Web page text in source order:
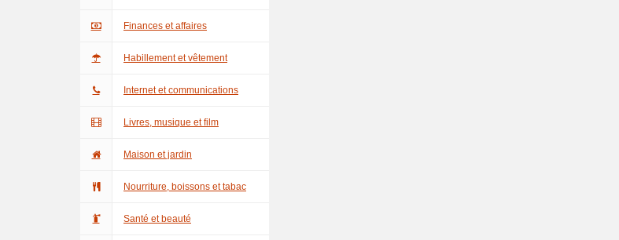
Finances et affaires
Habillement et vêtement
Internet et communications
Livres, musique et film
Maison et jardin
Nourriture, boissons et tabac
Santé et beauté